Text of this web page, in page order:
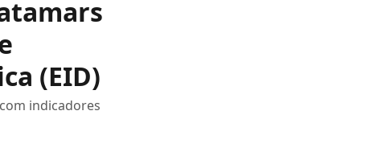
(EID)
indicadores